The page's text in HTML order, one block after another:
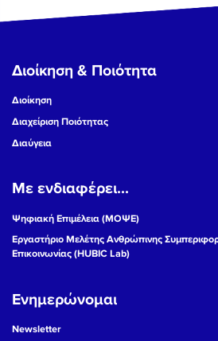
Διοίκηση & Ποιότητα
Διοίκηση
Διαχείριση Ποιότητας
Διαύγεια
Με ενδιαφέρει...
Ψηφιακή Επιμέλεια (ΜΟΨΕ)
Εργαστήριο Μελέτης Ανθρώπινης
Επικοινωνίας (HUBIC Lab)
Ενημερώνομαι
Newsletter